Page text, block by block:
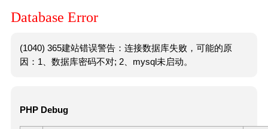
Database Error
(1040) 365建站错误警告：连接数据库失败，可能的原
因：1、数据库密码不对; 2、mysql未启动。
PHP Debug